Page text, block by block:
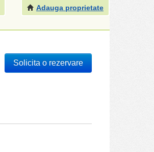
Adauga proprietate
Solicita o rezervare